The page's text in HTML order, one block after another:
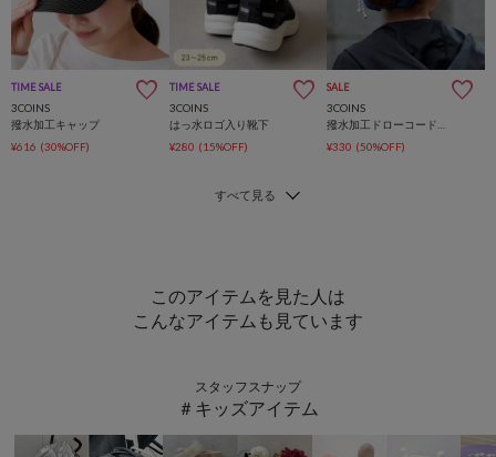
TIME SALE
3COINS
撥水加工キャップ
¥616 (30%OFF)
TIME SALE
3COINS
はっ水ロゴ入り靴下
¥280 (15%OFF)
SALE
3COINS
¥330 (50%OFF)
このアイテムを見た人は
こんなアイテムも見ています
スタッフスナップ
＃キッズアイテム